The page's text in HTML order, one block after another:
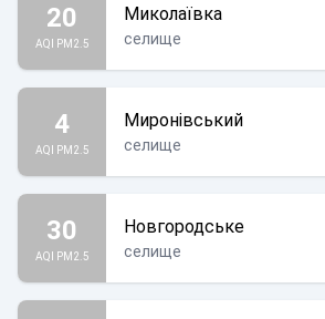
20
AQI PM2.5
Миколаївка
селище
4
AQI PM2.5
Миронівський
селище
30
AQI PM2.5
Новгородське
селище